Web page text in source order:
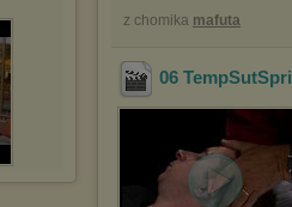
z chomika mafuta
06